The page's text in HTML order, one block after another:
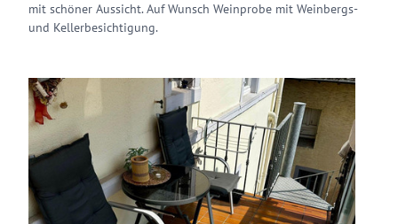
mit schöner Aussicht. Auf Wunsch Weinprobe mit Weinbergs-
und Kellerbesichtigung.